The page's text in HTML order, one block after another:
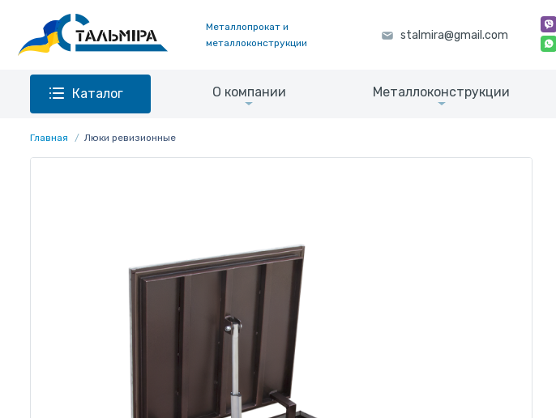
Металлопрокат и
металлоконструкции
Каталог О компании Металлоконструкции
Главная Люки ревизионные